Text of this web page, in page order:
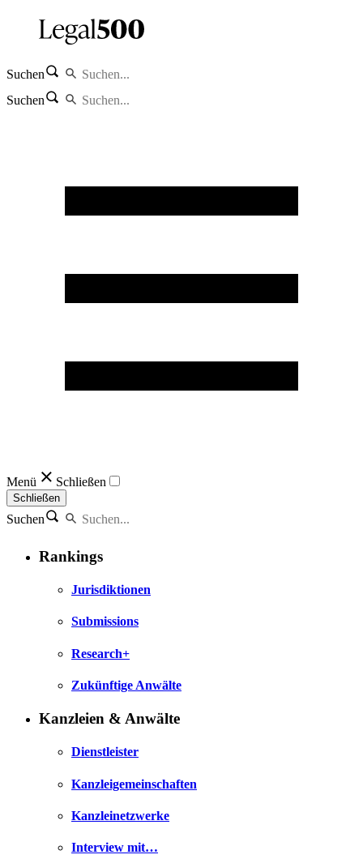
Suchen
Suchen
Menü Schließen
Schließen
Suchen
Rankings
Jurisdiktionen
Submissions
Research+
Zukünftige Anwälte
Kanzleien & Anwälte
Dienstleister
Kanzleigemeinschaften
Kanzleinetzwerke
Interview mit…